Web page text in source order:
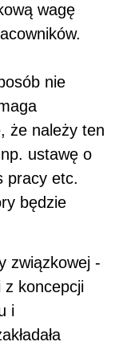
wagę
nie
że należy ten
ustawę o
pracy etc.
będzie
związkowej -
z koncepcji
i